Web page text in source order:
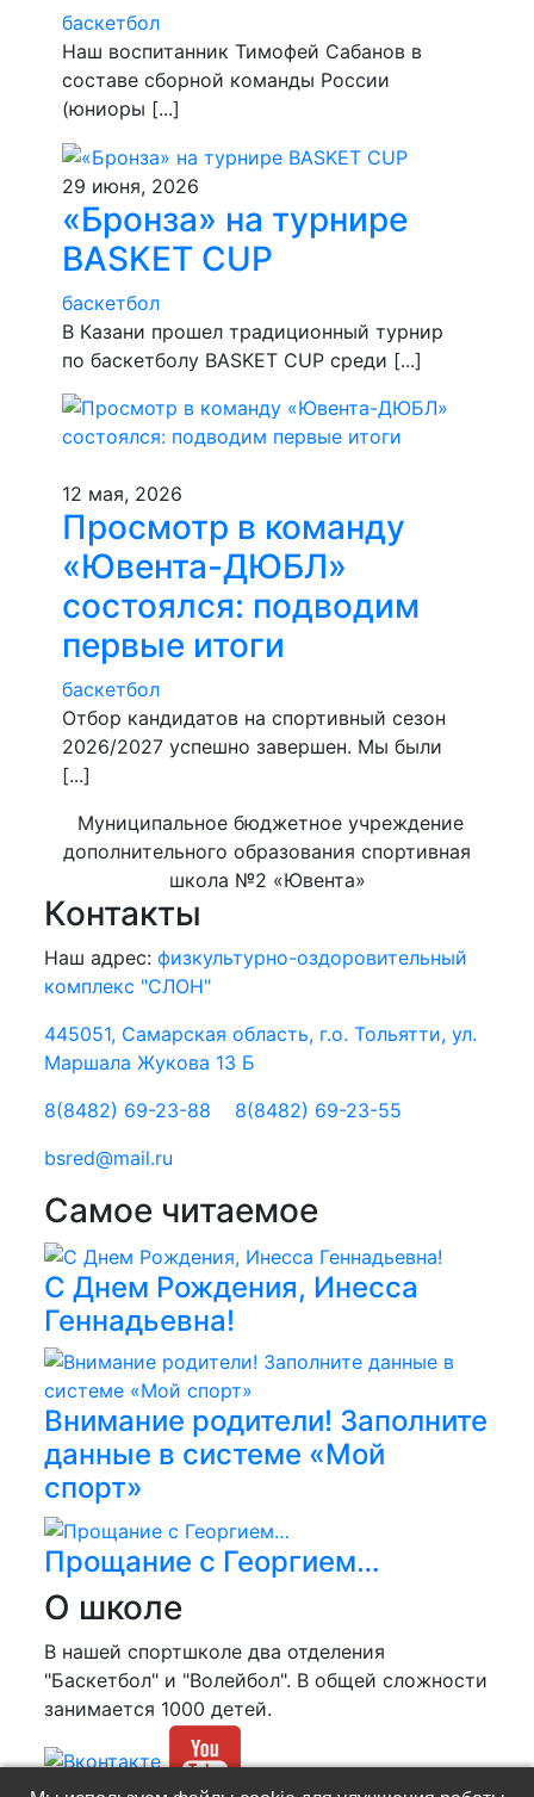
баскетбол
Наш воспитанник Тимофей Сабанов в
составе сборной команды России
(юниоры [...]
29 июня, 2026
«Бронза» на турнире
BASKET CUP
баскетбол
В Казани прошел традиционный турнир
по баскетболу BASKET CUP среди [...]
12 мая, 2026
Просмотр в команду
«Ювента-ДЮБЛ»
состоялся: подводим
первые итоги
баскетбол
​Отбор кандидатов на спортивный сезон
2026/2027 успешно завершен. Мы были
[...]
Муниципальное бюджетное учреждение
дополнительного образования спортивная
школа №2 «Ювента»
Контакты
Наш адрес:физкультурно-оздоровительный
комплекс "СЛОН"
445051, Самарская область, г.о. Тольятти, ул.
Маршала Жукова 13 Б
8(8482) 69-23-88
8(8482) 69-23-55
bsred@mail.ru
Самое читаемое
С Днем Рождения, Инесса
Геннадьевна!
Внимание родители! Заполните
данные в системе «Мой
спорт»
Прощание с Георгием…
О школе
В нашей спортшколе два отделения
"Баскетбол" и "Волейбол". В общей сложности
занимается 1000 детей.